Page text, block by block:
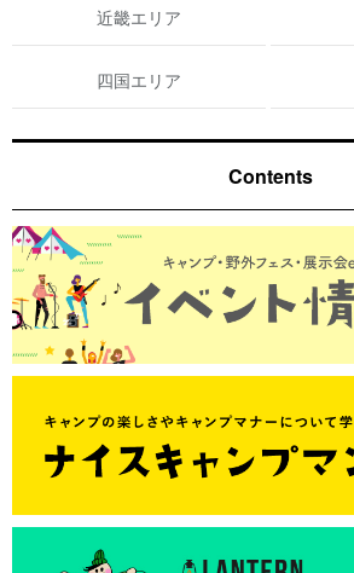
近畿エリア
四国エリア
Contents